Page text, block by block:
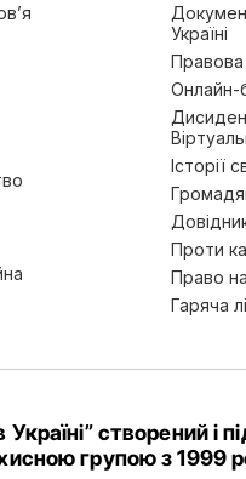
Україні
Онлайн-
Історії
Проти
Право
Гаряча
створений і
групою з 1999